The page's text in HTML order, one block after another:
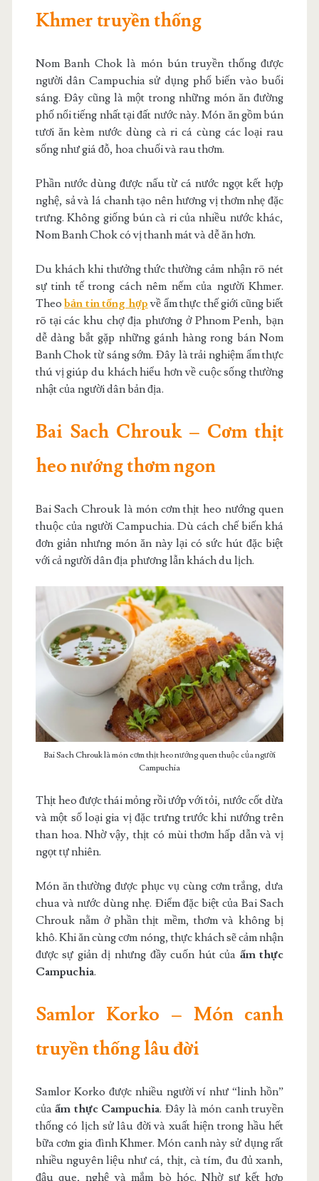
Khmer truyền thống
Nom Banh Chok là món bún truyền thống được
người dân Campuchia sử dụng phổ biến vào buổi
sáng. Đây cũng là một trong những món ăn đường
phố nổi tiếng nhất tại đất nước này. Món ăn gồm bún
tươi ăn kèm nước dùng cà ri cá cùng các loại rau
sống như giá đỗ, hoa chuối và rau thơm.
Phần nước dùng được nấu từ cá nước ngọt kết hợp
nghệ, sả và lá chanh tạo nên hương vị thơm nhẹ đặc
trưng. Không giống bún cà ri của nhiều nước khác,
Nom Banh Chok có vị thanh mát và dễ ăn hơn.
Du khách khi thưởng thức thường cảm nhận rõ nét
sự tinh tế trong cách nêm nếm của người Khmer.
Theobản tin tổng hợp về ẩm thực thế giới cũng biết
rõ tại các khu chợ địa phương ở Phnom Penh, bạn
dễ dàng bắt gặp những gánh hàng rong bán Nom
Banh Chok từ sáng sớm. Đây là trải nghiệm ẩm thực
thú vị giúp du khách hiểu hơn về cuộc sống thường
nhật của người dân bản địa.
Bai Sach Chrouk – Cơm thịt
heo nướng thơm ngon
Bai Sach Chrouk là món cơm thịt heo nướng quen
thuộc của người Campuchia. Dù cách chế biến khá
đơn giản nhưng món ăn này lại có sức hút đặc biệt
với cả người dân địa phương lẫn khách du lịch.
Bai Sach Chrouk là món cơm thịt heo nướng quen thuộc của người
Campuchia
Thịt heo được thái mỏng rồi ướp với tỏi, nước cốt dừa
và một số loại gia vị đặc trưng trước khi nướng trên
than hoa. Nhờ vậy, thịt có mùi thơm hấp dẫn và vị
ngọt tự nhiên.
Món ăn thường được phục vụ cùng cơm trắng, dưa
chua và nước dùng nhẹ. Điểm đặc biệt của Bai Sach
Chrouk nằm ở phần thịt mềm, thơm và không bị
khô. Khi ăn cùng cơm nóng, thực khách sẽ cảm nhận
được sự giản dị nhưng đầy cuốn hút của ẩm thực
Campuchia.
Samlor Korko – Món canh
truyền thống lâu đời
Samlor Korko được nhiều người ví như “linh hồn”
củaẩm thực Campuchia. Đây là món canh truyền
thống có lịch sử lâu đời và xuất hiện trong hầu hết
bữa cơm gia đình Khmer. Món canh này sử dụng rất
nhiều nguyên liệu như cá, thịt, cà tím, đu đủ xanh,
đậu que, nghệ và mắm bò hóc. Nhờ sự kết hợp